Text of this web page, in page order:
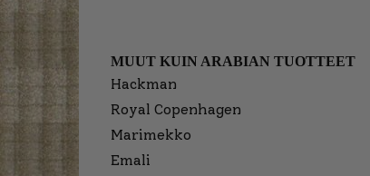
MUUT KUIN ARABIAN TUOTTEET
Hackman
Royal Copenhagen
Marimekko
Emali